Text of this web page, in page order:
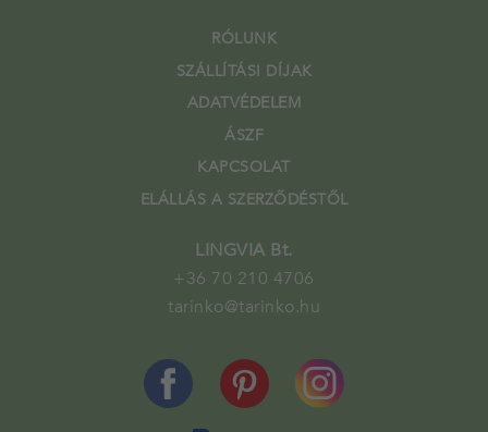
RÓLUNK
SZÁLLÍTÁSI DÍJAK
ADATVÉDELEM
ÁSZF
KAPCSOLAT
ELÁLLÁS A SZERZŐDÉSTŐL
LINGVIA Bt.
+36 70 210 4706
tarinko@tarinko.hu